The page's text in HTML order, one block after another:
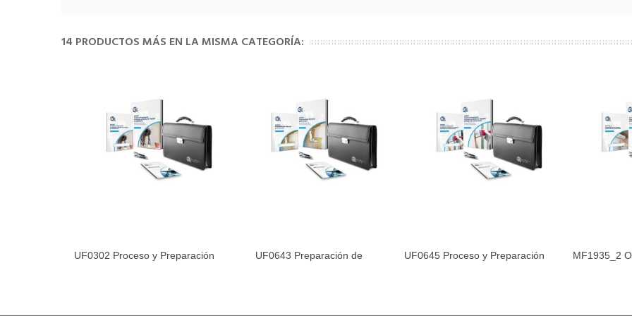
14 PRODUCTOS MÁS EN LA MISMA CATEGORÍA:
Añadir al carrito
UF0302 Proceso y Preparación
Añadir al carrito
UF0643 Preparación de
Añadir al carrito
UF0645 Proceso y Preparación
MF1935_2